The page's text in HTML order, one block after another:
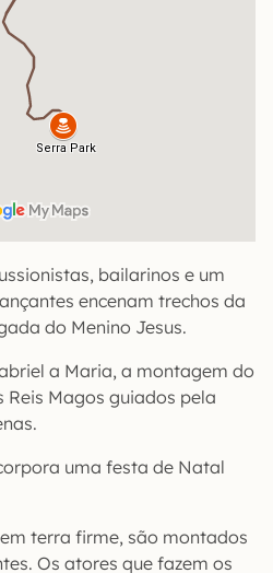
bailarinos e um
encenam trechos da
do Menino Jesus.
a Maria, a montagem do
Reis Magos guiados pela
uma festa de Natal
terra firme, são montados
Os atores que fazem os